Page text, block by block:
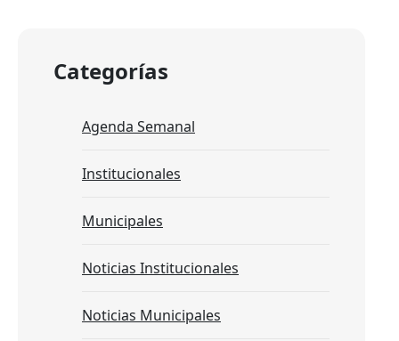
Categorías
Agenda Semanal
Institucionales
Municipales
Noticias Institucionales
Noticias Municipales